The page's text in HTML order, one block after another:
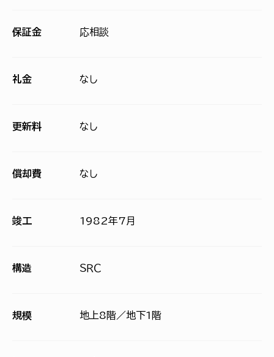
保証金 応相談
礼金 なし
更新料 なし
償却費 なし
竣工 1982年7月
構造 ＳＲＣ
規模 地上8階／地下1階